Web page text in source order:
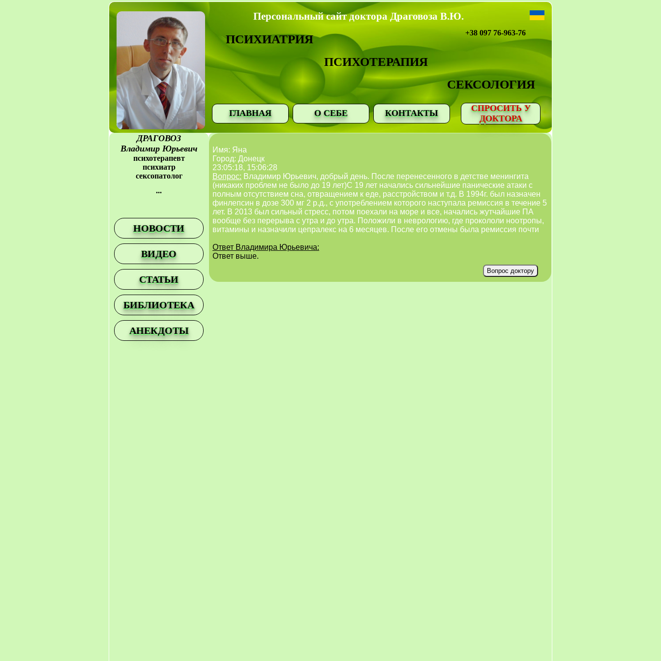
Персональный сайт доктора Драговоза В.Ю.
+38 097 76-963-76
ПСИХИАТРИЯ
ПСИХОТЕРАПИЯ
СЕКСОЛОГИЯ
ГЛАВНАЯ О СЕБЕ КОНТАКТЫ
СПРОСИТЬ У
ДОКТОРА
ДРАГОВОЗ
Владимир Юрьевич
психотерапевт
психиатр
сексопатолог
...
НОВОСТИ
ВИДЕО
СТАТЬИ
БИБЛИОТЕКА
АНЕКДОТЫ
Имя: Яна
Город: Донецк
23:05:18, 15:06:28
Вопрос: Владимир Юрьевич, добрый день. После перенесенного в детстве менингита
(никаких проблем не было до 19 лет)С 19 лет начались сильнейшие панические атаки с
полным отсутствием сна, отвращением к еде, расстройством и т.д. В 1994г. был назначен
финлепсин в дозе 300 мг 2 р.д., с употреблением которого наступала ремиссия в течение 5
лет. В 2013 был сильный стресс, потом поехали на море и все, начались жутчайшие ПА
вообще без перерыва с утра и до утра. Положили в неврологию, где прокололи ноотропы,
витамины и назначили цепралекс на 6 месяцев. После его отмены была ремиссия почти
Ответ Владимира Юрьевича:
Ответ выше.